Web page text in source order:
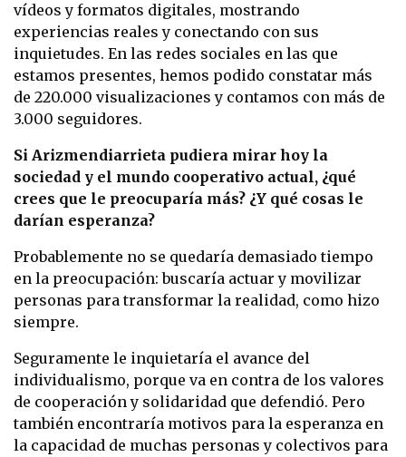
vídeos y formatos digitales, mostrando
experiencias reales y conectando con sus
inquietudes. En las redes sociales en las que
estamos presentes, hemos podido constatar más
de 220.000 visualizaciones y contamos con más de
3.000 seguidores.
Si Arizmendiarrieta pudiera mirar hoy la
sociedad y el mundo cooperativo actual, ¿qué
crees que le preocuparía más? ¿Y qué cosas le
darían esperanza?
Probablemente no se quedaría demasiado tiempo
en la preocupación: buscaría actuar y movilizar
personas para transformar la realidad, como hizo
siempre.
Seguramente le inquietaría el avance del
individualismo, porque va en contra de los valores
de cooperación y solidaridad que defendió. Pero
también encontraría motivos para la esperanza en
la capacidad de muchas personas y colectivos para